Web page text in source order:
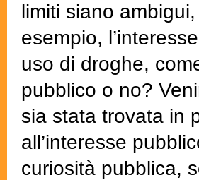
limiti siano
esempio,
uso di droghe,
pubblico o no?
sia stata trovata in
all’interesse
curiosità pubblica,